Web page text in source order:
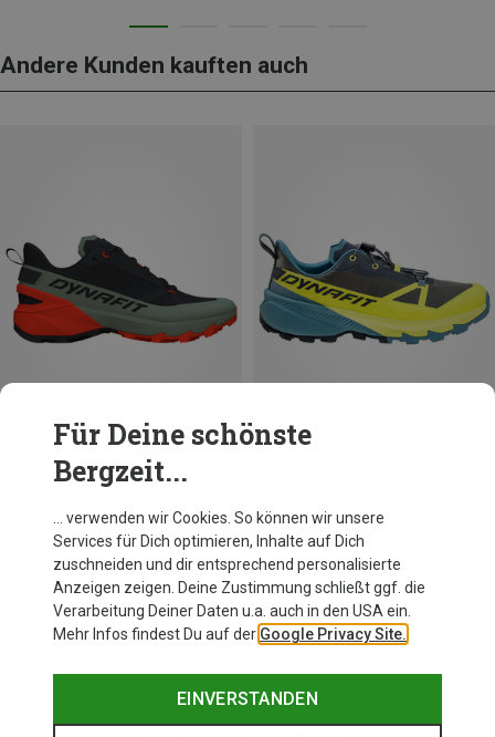
Andere Kunden kauften auch
Herren Transalper 2 Schuhe
159,95 €
Dynafit
Herren Traverse 2 Schuhe
128,95 €
Für Deine schönste
Bergzeit...
… verwenden wir Cookies. So können wir unsere
Services für Dich optimieren, Inhalte auf Dich
zuschneiden und dir entsprechend personalisierte
Anzeigen zeigen. Deine Zustimmung schließt ggf. die
Verarbeitung Deiner Daten u.a. auch in den USA ein.
Mehr Infos findest Du auf der Google Privacy Site.
EINVERSTANDEN